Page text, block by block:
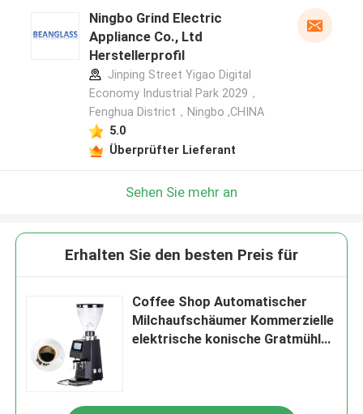
Ningbo Grind Electric
Appliance Co., Ltd
Herstellerprofil
Jinping Street Yigao Digital
Economy Industrial Park 2029，
Fenghua District，Ningbo ,CHINA
5.0
Überprüfter Lieferant
Sehen Sie mehr an
Erhalten Sie den besten Preis für
Coffee Shop Automatischer
Milchaufschäumer Kommerzielle
elektrische konische Gratmühle